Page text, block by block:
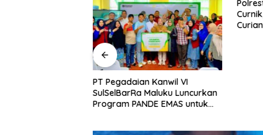
PT Pegadaian Kanwil VI
SulSelBarRa Maluku Luncurkan
Program PANDE EMAS untuk